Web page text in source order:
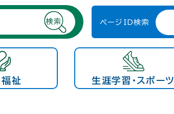
ページID検索
福祉 生涯学習・スポーツ